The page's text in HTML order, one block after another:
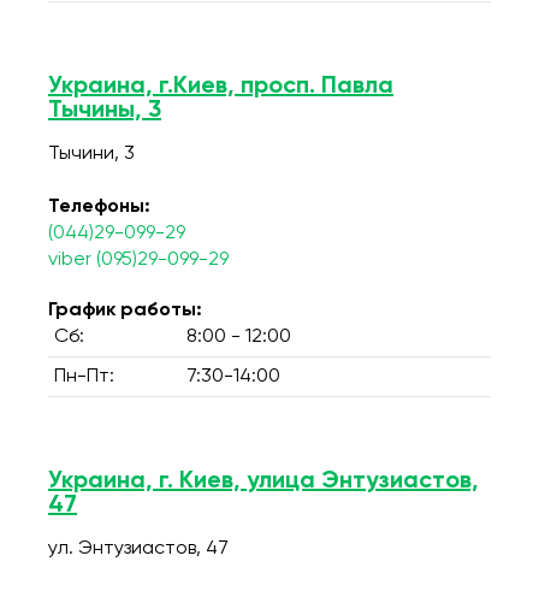
Украина, г.Киев, просп. Павла
Тычины, 3
Тычини, 3
Телефоны:
(044)29-099-29
viber (095)29-099-29
График работы:
Сб:
8:00 - 12:00
Пн-Пт: 7:30-14:00
Украина, г. Киев, улица Энтузиастов,
47
ул. Энтузиастов, 47